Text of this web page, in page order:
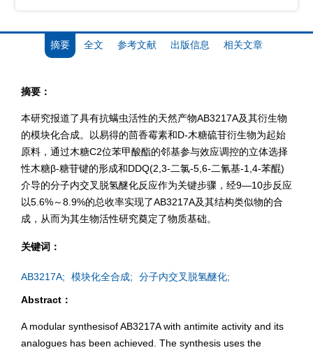
摘要 全文 参考文献 出版信息 相关文章
摘要：
本研究报道了具有抗螨虫活性的天然产物AB3217A及其衍生物
的模块化合成。以易得的茴香霉素和D-木糖硫苷衍生物为起始
原料，通过木糖C2位苯甲酸酯的邻基参与效应调控的立体选择
性木糖β-糖苷键的形成和DDQ(2,3-二氯-5,6-二氰基-1,4-苯醌)
介导的分子内交叉脱氢醚化反应作为关键步骤，经9—10步反应
以5.6%～8.9%的总收率实现了AB3217A及其结构类似物的合
成，从而为其生物活性研究奠定了物质基础。
关键词：
AB3217A; 模块化全合成; 分子内交叉脱氢醚化;
Abstract：
A modular synthesisof AB3217A with antimite activity and its
analogues has been achieved. The synthesis uses the